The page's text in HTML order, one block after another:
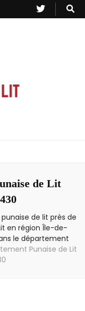
de Lit
de lit près de
en région Île-de-
le département
Punaise de Lit